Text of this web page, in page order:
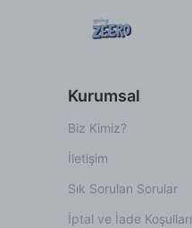
Kurumsal
Biz Kimiz?
İletişim
Sık Sorulan Sorular
İptal ve İade Koşulları